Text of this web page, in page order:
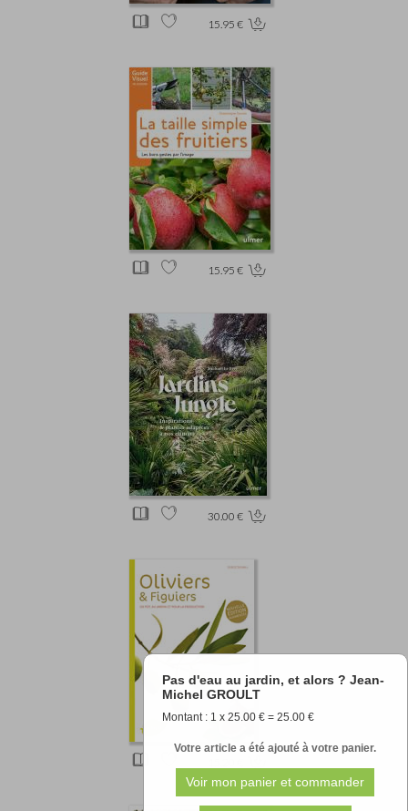
Pas d'eau au jardin, et alors ? Jean-
Michel GROULT
Montant : 1 x 25.00 € = 25.00 €
Votre article a été ajouté à votre panier.
15.95 €
15.95 €
30.00 €